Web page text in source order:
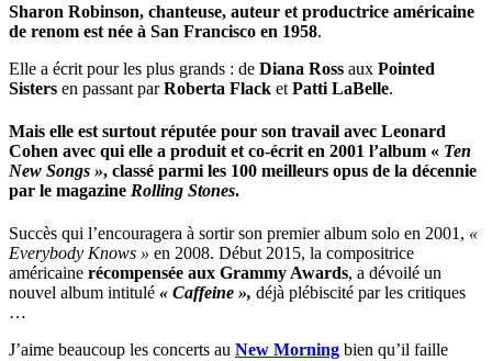
Sharon Robinson, chanteuse, auteur et productrice américaine
de renom est née à San Francisco en 1958.
Elle a écrit pour les plus grands : de Diana Ross aux Pointed
Sisters en passant parRoberta Flack et Patti LaBelle.
Mais elle est surtout réputée pour son travail avec Leonard
Cohen avec qui elle a produit et co-écrit en 2001 l’album « Ten
New Songs », classé parmi les 100 meilleurs opus de la décennie
par le magazine Rolling Stones.
Succès qui l’encouragera à sortir son premier album solo en 2001, «
Everybody Knows » en 2008. Début 2015, la compositrice
américaine récompensée aux Grammy Awards, a dévoilé un
nouvel album intitulé « Caffeine », déjà plébiscité par les critiques
…
J’aime beaucoup les concerts au New Morning bien qu’il faille